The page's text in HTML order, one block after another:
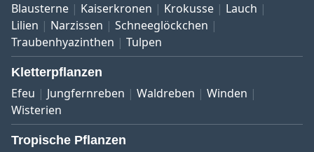
Blausterne Kaiserkronen Krokusse
Lauch
Lilien
Narzissen
Schneeglöckchen
Traubenhyazinthen
Tulpen
Kletterpflanzen
Efeu Jungfernreben Waldreben
Winden
Wisterien
Tropische Pflanzen